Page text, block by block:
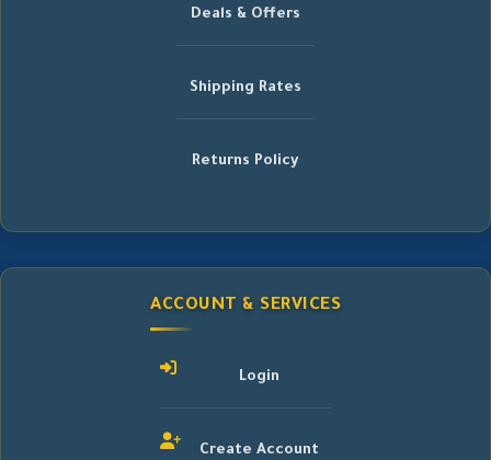
Deals & Offers
Shipping Rates
Returns Policy
ACCOUNT & SERVICES
Login
Create Account